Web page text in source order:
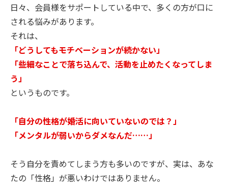
日々、会員様をサポートしている中で、多くの方が口に
される悩みがあります。
それは、
「どうしてもモチベーションが続かない」
「些細なことで落ち込んで、活動を止めたくなってしま
う」
というものです。
「自分の性格が婚活に向いていないのでは？」
「メンタルが弱いからダメなんだ……」
そう自分を責めてしまう方も多いのですが、実は、あな
たの「性格」が悪いわけではありません。